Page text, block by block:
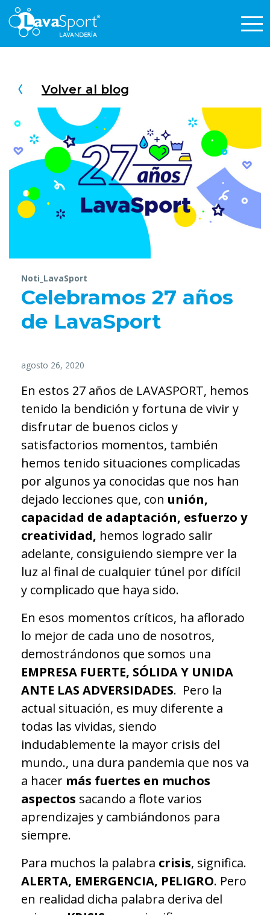
Volver al blog
Noti_LavaSport
Celebramos 27 años
de LavaSport
agosto 26, 2020
En estos 27 años de LAVASPORT, hemos
tenido la bendición y fortuna de vivir y
disfrutar de buenos ciclos y
satisfactorios momentos, también
hemos tenido situaciones complicadas
por algunos ya conocidas que nos han
dejado lecciones que, con unión,
capacidad de adaptación, esfuerzo y
creatividad, hemos logrado salir
adelante, consiguiendo siempre ver la
luz al final de cualquier túnel por difícil
y complicado que haya sido.
En esos momentos críticos, ha aflorado
lo mejor de cada uno de nosotros,
demostrándonos que somos una
EMPRESA FUERTE, SÓLIDA Y UNIDA
ANTE LAS ADVERSIDADES. Pero la
actual situación, es muy diferente a
todas las vividas, siendo
indudablemente la mayor crisis del
mundo., una dura pandemia que nos va
a hacer más fuertes en muchos
aspectos sacando a flote varios
aprendizajes y cambiándonos para
siempre.
Para muchos la palabra crisis, significa.
ALERTA, EMERGENCIA, PELIGRO. Pero
en realidad dicha palabra deriva del